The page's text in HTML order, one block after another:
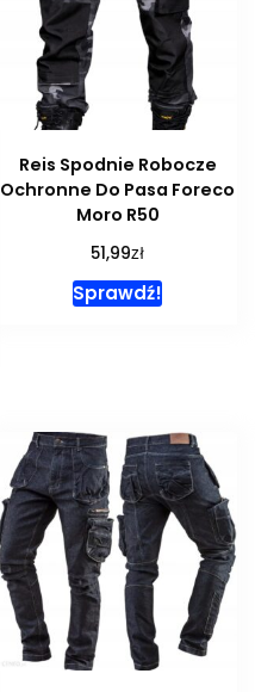
Reis Spodnie Robocze
Ochronne Do Pasa Foreco
Moro R50
51,99zł
Sprawdź!